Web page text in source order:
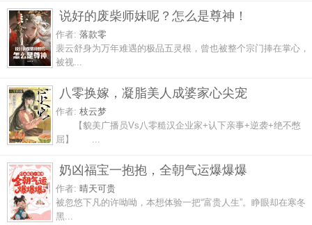
说好的废柴师妹呢？怎么是尊神！
作者: 落款零
裴云舒身为万年难遇的极品五灵根，曾也被整个宗门捧在掌心，
被视...
八零换嫁，凝脂美人成婆家心尖宠
作者: 枝云梦
【貌美广播员Vs八零糙汉企业家+认下亲事+逆袭+绝不憋
屈】 ...
奶凶福宝一抱抱，全朝气运爆爆爆
作者: 晴天可贵
被忽悠下凡的许呦呦，本想体验一把“富贵人生”。睁眼却在寒冬
黑...